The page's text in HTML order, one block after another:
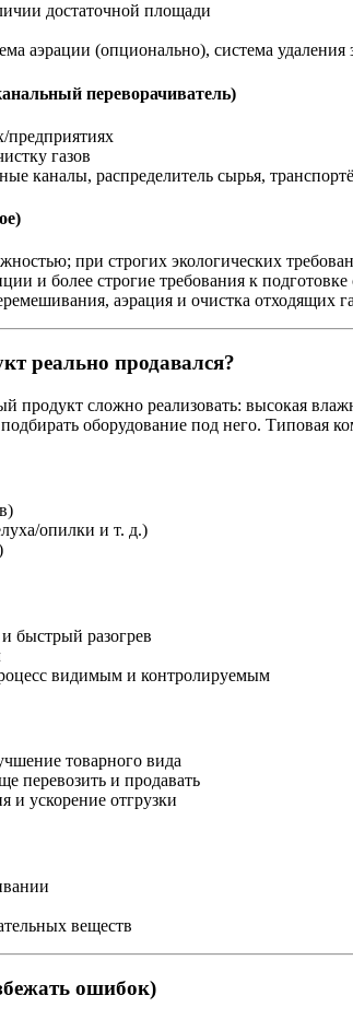
достаточной площади
аэрации (опционально), система удаления
переворачиватель)
предприятиях
газов
каналы, распределитель сырья,
при строгих экологических
и более строгие требования к подготовке
аэрация и очистка отходящих
реально продавался?
сложно реализовать: высокая
оборудование под него. Типовая
опилки и т. д.)
быстрый разогрев
видимым и контролируемым
товарного вида
перевозить и продавать
и ускорение отгрузки
веществ
ошибок)